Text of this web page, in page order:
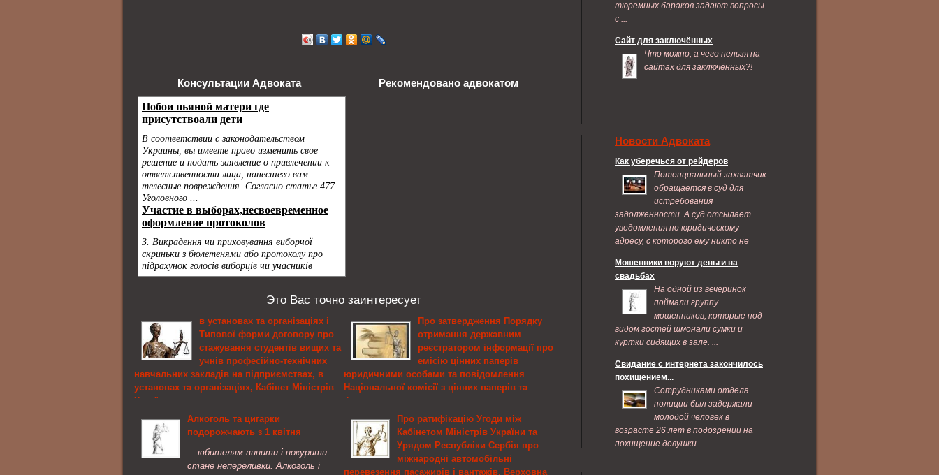
Консультации Адвоката Рекомендовано адвокатом
Это Вас точно заинтересует
в установах та організаціях і
Типової форми договору про
стажування студентів вищих та
учнів професійно-технічних
навчальних закладів на підприємствах, в
установах та організаціях, Кабінет Міністрів
України
Про затвердження Порядку укладення
договору про стажування студентів вищих та
учнів професійно-технічних навчальних закладів
на підприємствах, в установах та організаціях
Алкоголь та цигарки
подорожчають з 1 квітня
юбителям випити і покурити
стане непереливки. Алкоголь і
Про затвердження Порядку
отримання державним
реєстратором інформації про
емісію цінних паперів
юридичними особами та повідомлення
Національної комісії з цінних паперів та
фондового ринку про внесення запису до
Єдиного державного реєстру юридичних осіб
та фізичних осіб – підприємців щодо
припинення, санації та банкрутства
юридичної особи, Міністерство юстиції
Про ратифікацію Угоди між
Кабінетом Міністрів України та
Урядом Республіки Сербія про
міжнародні автомобільні
перевезення пасажирів і вантажів, Верховна
тюремных бараков задают вопросы
с ...
Сайт для заключённых
Что можно, а чего нельзя на
сайтах для заключённых?!
Новости Адвоката
Как уберечься от рейдеров
Потенциальный захватчик
обращается в суд для
истребования
задолженности. А суд отсылает
уведомления по юридическому
адресу, с которого ему никто не
Мошенники воруют деньги на
свадьбах
На одной из вечеринок
поймали группу
мошенников, которые под
видом гостей шмонали сумки и
куртки сидящих в зале. ...
Свидание с интернета закончилось
похищением...
Сотрудниками отдела
полиции был задержали
молодой человек в
возрасте 26 лет в подозрении на
похищение девушки. .